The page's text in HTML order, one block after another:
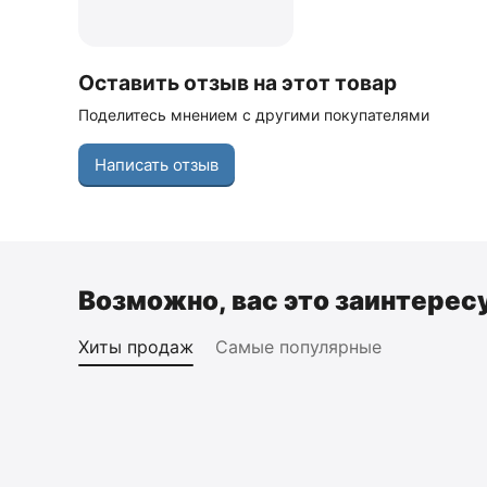
Оставить отзыв на этот товар
Поделитесь мнением с другими покупателями
Написать отзыв
Возможно, вас это
Хиты продаж Самые популярные